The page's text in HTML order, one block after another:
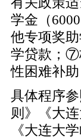
学金（
他专项奖
学贷款；⑦
性困难补
具体程序
则》《大
《大连大